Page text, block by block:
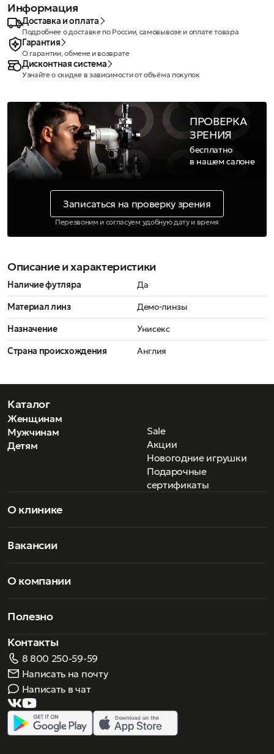
Информация
Доставка и оплата
Подробнее о доставке по России, самовывозе и оплате товара
Гарантия
О гарантии, обмене и возврате
Дисконтная система
Узнайте о скидке в зависимости от объёма покупок
ПРОВЕРКА
ЗРЕНИЯ
бесплатно
в нашем салоне
Записаться на проверку зрения
Перезвоним и согласуем удобную дату и время
Описание и характеристики
Наличие футляра
Да
Материал линз
Демо-линзы
Назначение
Унисекс
Страна происхождения
Англия
Каталог
Женщинам
Мужчинам
Детям
Sale
Акции
Новогодние игрушки
Подарочные
сертификаты
О клинике
Вакансии
О компании
Полезно
Контакты
8 800 250-59-59
Написать на почту
Написать в чат